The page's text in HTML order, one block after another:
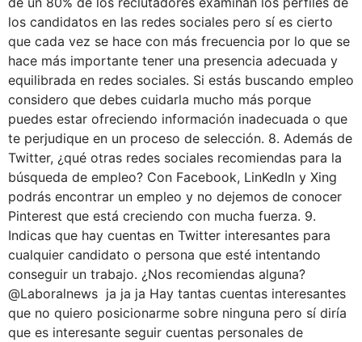
los candidatos en las redes sociales pero sí es cierto
que cada vez se hace con más frecuencia por lo que se
hace más importante tener una presencia adecuada y
equilibrada en redes sociales. Si estás buscando empleo
considero que debes cuidarla mucho más porque
puedes estar ofreciendo información inadecuada o que
te perjudique en un proceso de selección. 8. Además de
Twitter, ¿qué otras redes sociales recomiendas para la
búsqueda de empleo? Con Facebook, LinKedIn y Xing
podrás encontrar un empleo y no dejemos de conocer
Pinterest que está creciendo con mucha fuerza. 9.
Indicas que hay cuentas en Twitter interesantes para
cualquier candidato o persona que esté intentando
conseguir un trabajo. ¿Nos recomiendas alguna?
@Laboralnews ja ja ja Hay tantas cuentas interesantes
que no quiero posicionarme sobre ninguna pero sí diría
que es interesante seguir cuentas personales de